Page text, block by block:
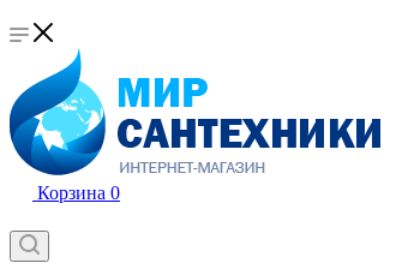
Корзина 0